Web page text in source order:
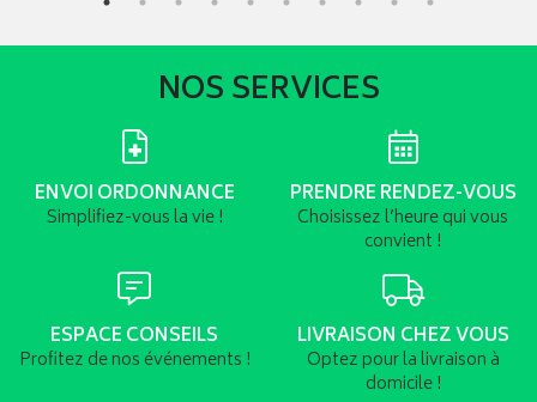
NOS SERVICES
ENVOI ORDONNANCE
Simplifiez-vous la vie !
PRENDRE RENDEZ-VOUS
Choisissez l’heure qui vous
convient !
ESPACE CONSEILS
Profitez de nos événements !
LIVRAISON CHEZ VOUS
Optez pour la livraison à
domicile !